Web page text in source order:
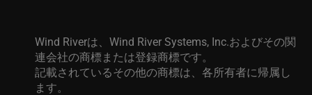
Wind Riverは、 Wind River Systems, Inc.およびその関
連会社の商標または登録商標です。
記載されているその他の商標は、各所有者に帰属し
ます。